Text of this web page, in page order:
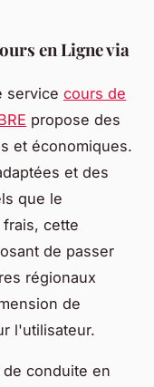
en Ligne via
service cours de
propose des
et économiques.
et des
que le
cette
de passer
régionaux
de
l'utilisateur.
conduite en